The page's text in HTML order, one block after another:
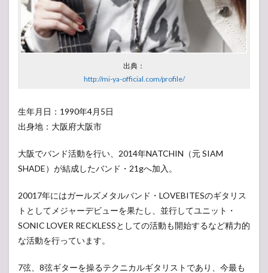
出典：
http://mi-ya-official.com/profile/
生年月日：1990年4月5日
出身地：大阪府大阪市
大阪でバンド活動を行い、2014年NATCHIN（元 SIAM
SHADE）が結成したバンド・21gへ加入。
20017年にはガールズメタルバンド・LOVEBITESのギタリス
トとしてメジャーデビューを果たし、並行してユニット・
SONIC LOVER RECKLESSとしての活動も開始するなど精力的
な活動を行っています。
7弦、8弦ギターを操るテクニカルギタリストであり、今最も